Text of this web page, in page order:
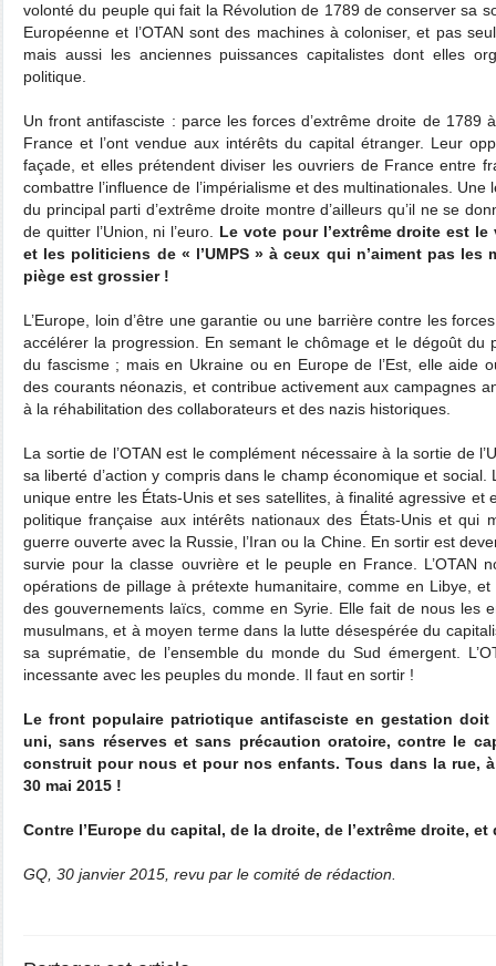
volonté du peuple qui fait la Révolution de 1789 de conserver sa
Européenne et l’OTAN sont des machines à coloniser, et pas
mais aussi les anciennes puissances capitalistes dont elles
politique.
Un front antifasciste : parce les forces d’extrême droite de 1789
France et l’ont vendue aux intérêts du capital étranger. Leur
façade, et elles prétendent diviser les ouvriers de France entre
combattre l’influence de l’impérialisme et des multinationales.
du principal parti d’extrême droite montre d’ailleurs qu’il ne se
de quitter l’Union, ni l’euro. Le vote pour l’extrême droite est
et les politiciens de « l’UMPS » à ceux qui n’aiment pas
piège est grossier !
L’Europe, loin d’être une garantie ou une barrière contre les
accélérer la progression. En semant le chômage et le dégoût du
du fascisme ; mais en Ukraine ou en Europe de l’Est, elle aide
des courants néonazis, et contribue activement aux campagnes
à la réhabilitation des collaborateurs et des nazis historiques.
La sortie de l’OTAN est le complément nécessaire à la sortie de
sa liberté d’action y compris dans le champ économique et social.
unique entre les États-Unis et ses satellites, à finalité agressive et
politique française aux intérêts nationaux des États-Unis et qui
guerre ouverte avec la Russie, l’Iran ou la Chine. En sortir est
survie pour la classe ouvrière et le peuple en France. L’OTAN
opérations de pillage à prétexte humanitaire, comme en Libye,
des gouvernements laïcs, comme en Syrie. Elle fait de nous les
musulmans, et à moyen terme dans la lutte désespérée du
sa suprématie, de l’ensemble du monde du Sud émergent.
incessante avec les peuples du monde. Il faut en sortir !
Le front populaire patriotique antifasciste en gestation doit
uni, sans réserves et sans précaution oratoire, contre le
construit pour nous et pour nos enfants. Tous dans la rue,
30 mai 2015 !
Contre l’Europe du capital, de la droite, de l’extrême droite,
GQ, 30 janvier 2015, revu par le comité de rédaction.